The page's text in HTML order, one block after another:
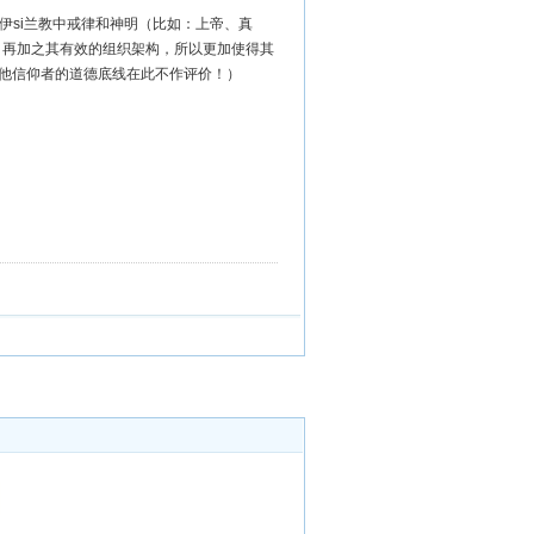
si兰教中戒律和神明（比如：上帝、真
加之其有效的组织架构，所以更加使得其
仰者的道德底线在此不作评价！）